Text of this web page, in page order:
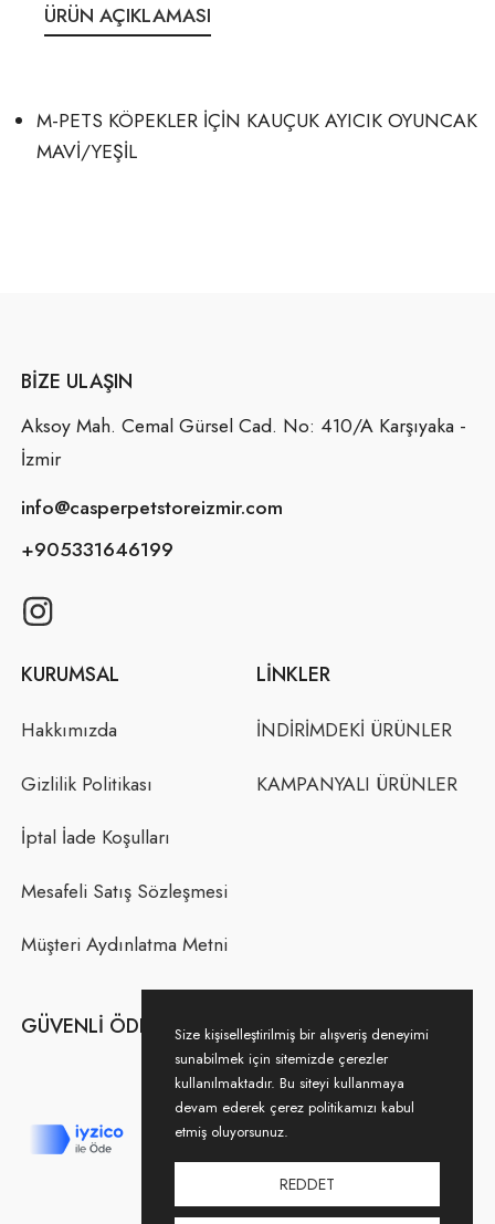
ÜRÜN AÇIKLAMASI
M-PETS KÖPEKLER İÇİN KAUÇUK AYICIK OYUNCAK
MAVİ/YEŞİL
BIZE ULAŞIN
Aksoy Mah. Cemal Gürsel Cad. No: 410/A Karşıyaka -
İzmir
info@casperpetstoreizmir.com
+905331646199
KURUMSAL
Hakkımızda
Gizlilik Politikası
İptal İade Koşulları
Mesafeli Satış Sözleşmesi
Müşteri Aydınlatma Metni
LINKLER
İNDİRİMDEKİ ÜRÜNLER
KAMPANYALI ÜRÜNLER
GÜVENLI ÖDEMESize kişiselleştirilmiş bir alışveriş deneyimi
sunabilmek için sitemizde çerezler
kullanılmaktadır. Bu siteyi kullanmaya
devam ederek çerez politikamızı kabul
etmiş oluyorsunuz.
REDDET